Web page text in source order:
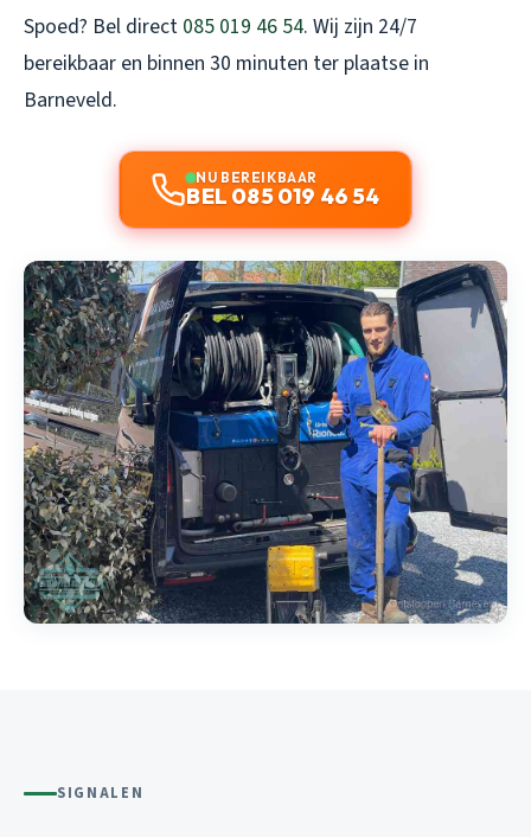
Spoed? Bel direct 085 019 46 54. Wij zijn 24/7
bereikbaar en binnen 30 minuten ter plaatse in
Barneveld.
NU BEREIKBAAR
BEL 085 019 46 54
SIGNALEN